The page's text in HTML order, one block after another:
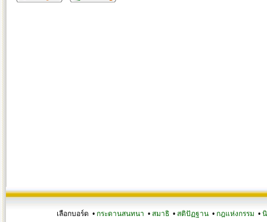
เลือกบอร์ด • กระดานสนทนา • สมาธิ • สติปัฏฐาน • กฎแห่งกรรม •